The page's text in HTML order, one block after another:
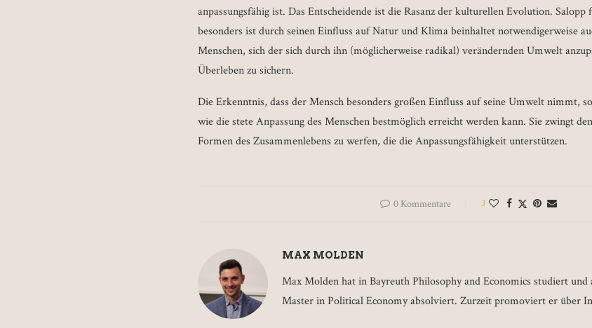
anpassungsfähig ist. Das Entscheidende ist die Rasanz der kulturellen Evolution.
besonders ist durch seinen Einfluss auf Natur und Klima beinhaltet notwendigerweise
Menschen, sich der sich durch ihn (möglicherweise radikal) verändernden Umwelt
Überleben zu sichern.
Die Erkenntnis, dass der Mensch besonders großen Einfluss auf seine Umwelt nimmt,
wie die stete Anpassung des Menschen bestmöglich erreicht werden kann. Sie zwingt
Formen des Zusammenlebens zu werfen, die die Anpassungsfähigkeit unterstützen.
0 Kommentare 3
MAX MOLDEN
Max Molden hat in Bayreuth Philosophy and Economics studiert
Master in Political Economy absolviert. Zurzeit promoviert er über